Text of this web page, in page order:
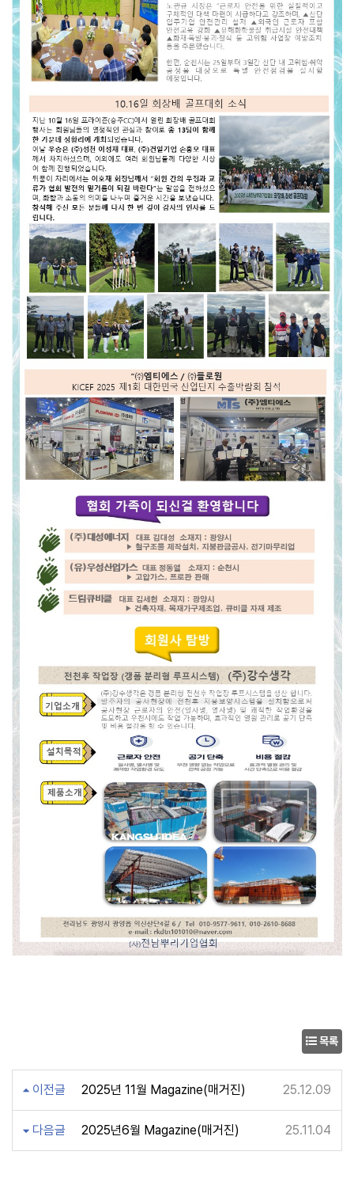
목록
이전글 2025년 11월 Magazine(매거진) 25.12.09
다음글 2025년6월 Magazine(매거진) 25.11.04